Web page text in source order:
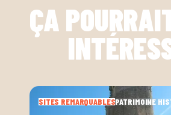
ÇA
SITES REMARQUABLESPATRIMOINE